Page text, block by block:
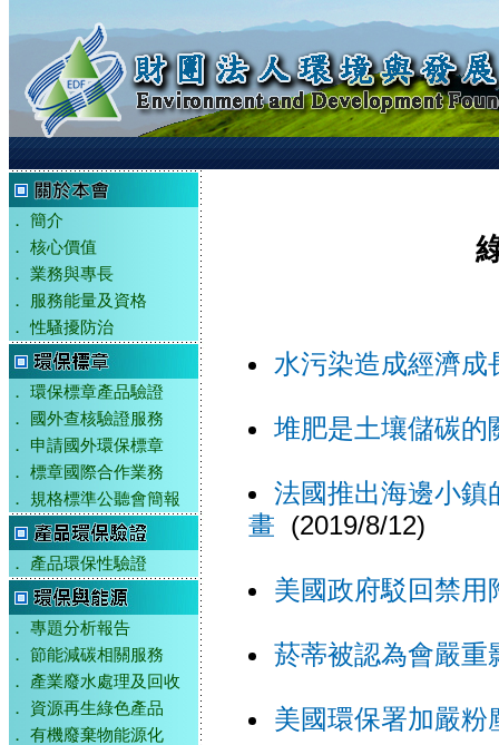
．
簡介
．
核心價值
．
業務與專長
．
服務能量及資格
．
性騷擾防治
．
環保標章產品驗證
．
國外查核驗證服務
．
申請國外環保標章
．
標章國際合作業務
．
規格標準公聽會簡報
． 產品環保性驗證
．
專題分析報告
．
節能減碳相關服務
．
產業廢水處理及回收
．
資源再生綠色產品
．
有機廢棄物能源化
水污染造成經濟成
堆肥是土壤儲碳的
法國推出海邊小鎮
畫 (2019/8/12)
美國政府駁回禁用
菸蒂被認為會嚴重
美國環保署加嚴粉